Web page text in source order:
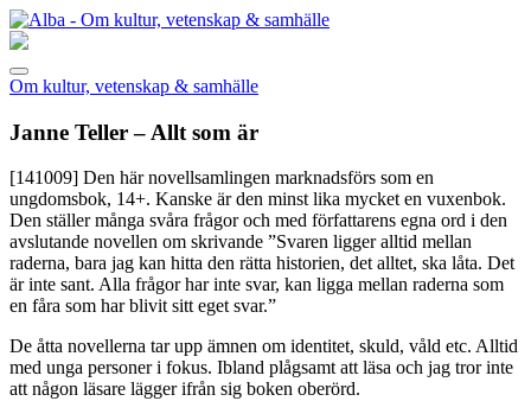
Om kultur, vetenskap & samhälle
Janne Teller – Allt som är
[141009] Den här novellsamlingen marknadsförs som en
ungdomsbok, 14+. Kanske är den minst lika mycket en vuxenbok.
Den ställer många svåra frågor och med författarens egna ord i den
avslutande novellen om skrivande ”Svaren ligger alltid mellan
raderna, bara jag kan hitta den rätta historien, det alltet, ska låta. Det
är inte sant. Alla frågor har inte svar, kan ligga mellan raderna som
en fåra som har blivit sitt eget svar.”
De åtta novellerna tar upp ämnen om identitet, skuld, våld etc. Alltid
med unga personer i fokus. Ibland plågsamt att läsa och jag tror inte
att någon läsare lägger ifrån sig boken oberörd.